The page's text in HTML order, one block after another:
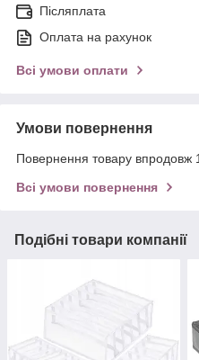
Післяплата
Оплата на рахунок
Всі умови оплати
Умови повернення
Повернення товару впродовж
Всі умови повернення
Подібні товари компанії